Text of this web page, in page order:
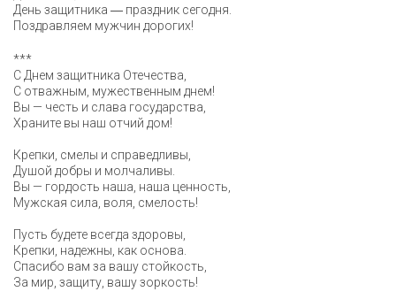
День защитника ― праздник сегодня.
Поздравляем мужчин дорогих!
***
С Днем защитника Отечества,
С отважным, мужественным днем!
Вы — честь и слава государства,
Храните вы наш отчий дом!
Крепки, смелы и справедливы,
Душой добры и молчаливы.
Вы — гордость наша, наша ценность,
Мужская сила, воля, смелость!
Пусть будете всегда здоровы,
Крепки, надежны, как основа.
Спасибо вам за вашу стойкость,
За мир, защиту, вашу зоркость!